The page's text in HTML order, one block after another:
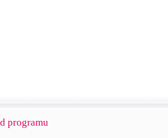
programu